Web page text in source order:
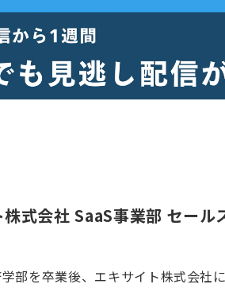
式会社 SaaS事業部 セール
部を卒業後、エキサイト株式会社